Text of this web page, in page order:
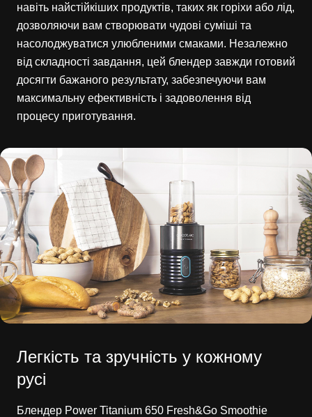
навіть найстійкіших продуктів, таких як горіхи або лід,
дозволяючи вам створювати чудові суміші та
насолоджуватися улюбленими смаками. Незалежно
від складності завдання, цей блендер завжди готовий
досягти бажаного результату, забезпечуючи вам
максимальну ефективність і задоволення від
процесу приготування.
Легкість та зручність у кожному
русі
Блендер Power Titanium 650 Fresh&Go Smoothie